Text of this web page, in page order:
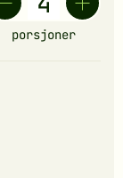
porsjoner